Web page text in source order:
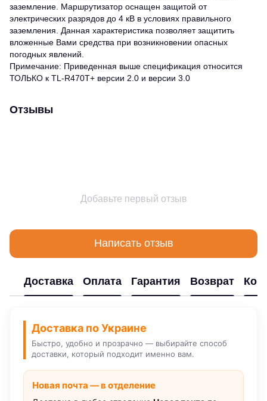
заземление. Маршрутизатор оснащен защитой от
электрических разрядов до 4 кВ в условиях правильного
заземления. Данная характеристика позволяет защитить
вложенные Вами средства при возникновении опасных
погодных явлений.
Примечание: Приведенная выше спецификация относится
ТОЛЬКО к TL-R470T+ версии 2.0 и версии 3.0
Отзывы
Добавьте первый отзыв
Написать отзыв
Доставка Оплата Гарантия Возврат
Доставка по Украине
Быстро, удобно и прозрачно — выбирайте способ
доставки, который подходит именно вам.
Новая почта — в отделение